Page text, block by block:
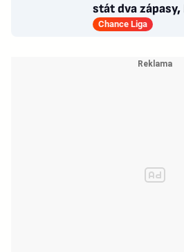
stát dva
prominut zbytek
Chance Liga